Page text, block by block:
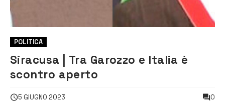
POLITICA
Siracusa | Tra Garozzo e Italia è
scontro aperto
5 GIUGNO 2023 0